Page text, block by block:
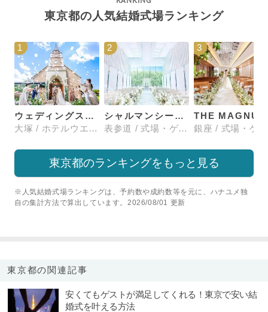
東京都の人気結婚式場ランキング
1
ウェディングスホテル・ベルクラシック東京
大塚 / ホテルウエディング
2
シャルマンシーナTOKYO
表参道 / 式場・ゲストハウス
3
東京都のランキングをもっと見る
※人気結婚式場ランキングは、予約数や成約数等を元に、ハナユメ独
自の集計方法で算出しています。2026/08/01 更新
東京都の関連記事
安くてもゲストが満足してくれる！東京で安い結
婚式を叶える方法